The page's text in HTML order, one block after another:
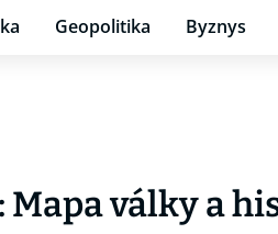
Geopolitika Byznys
Mapa války a